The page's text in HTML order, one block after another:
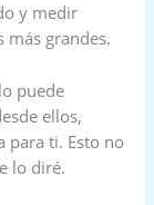
y medir
más grandes.
puede
ellos,
para ti. Esto no
lo diré.